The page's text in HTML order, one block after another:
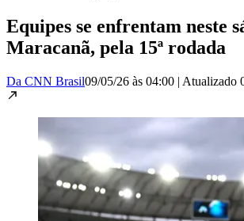
Equipes se enfrentam neste
Maracanã, pela 15ª rodada
Da CNN Brasil09/05/26 às 04:00 | Atualizado